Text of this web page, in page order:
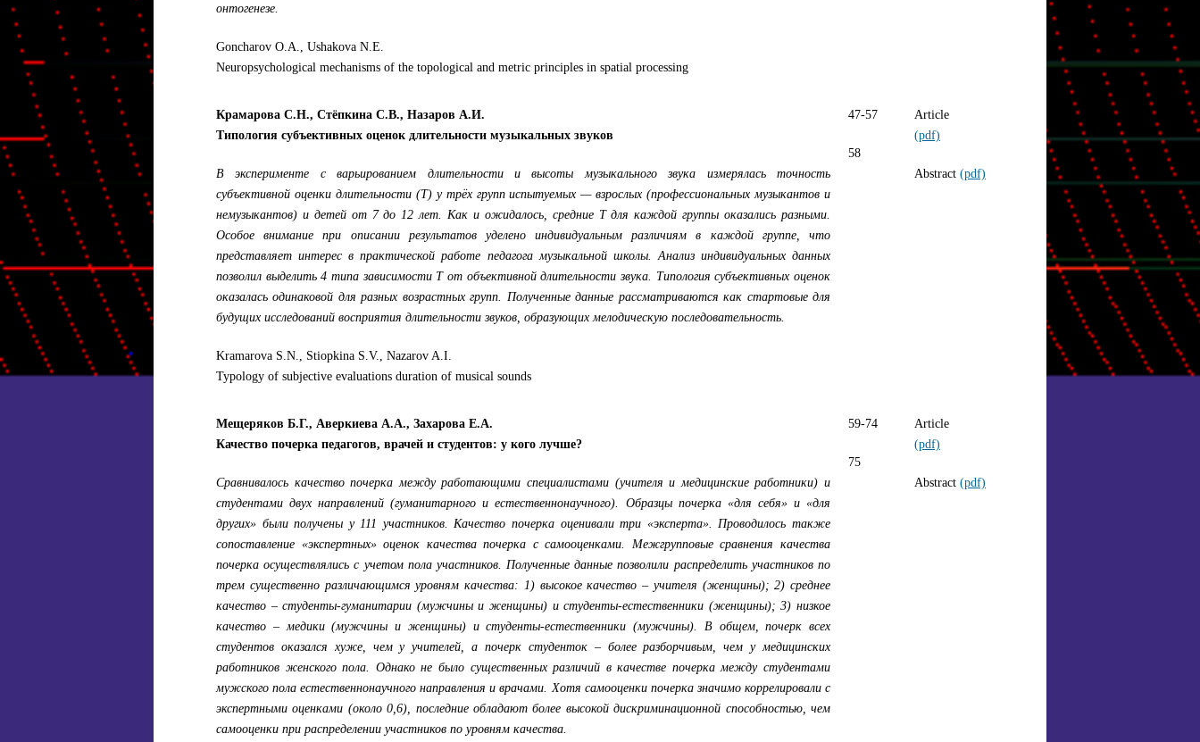
онтогенезе.
Goncharov O.A., Ushakova N.E.
Neuropsychological mechanisms of the topological and metric principles in spatial processing
Крамарова С.Н., Стёпкина С.В., Назаров А.И.
Типология субъективных оценок длительности музыкальных звуков
В эксперименте с варьированием длительности и высоты музыкального звука измерялась точность
субъективной оценки длительности (Т) у трёх групп испытуемых — взрослых (профессиональных музыкантов и
немузыкантов) и детей от 7 до 12 лет. Как и ожидалось, средние Т для каждой группы оказались разными.
Особое внимание при описании результатов уделено индивидуальным различиям в каждой группе, что
представляет интерес в практической работе педагога музыкальной школы. Анализ индивидуальных данных
позволил выделить 4 типа зависимости Т от объективной длительности звука. Типология субъективных оценок
оказалась одинаковой для разных возрастных групп. Полученные данные рассматриваются как стартовые для
будущих исследований восприятия длительности звуков, образующих мелодическую последовательность.
Kramarova S.N., Stiopkina S.V., Nazarov A.I.
Typology of subjective evaluations duration of musical sounds
47-57
58
Article
(pdf)
Abstract (pdf)
Мещеряков Б.Г., Аверкиева А.А., Захарова Е.А.
Качество почерка педагогов, врачей и студентов: у кого лучше?
Сравнивалось качество почерка между работающими специалистами (учителя и медицинские работники) и
студентами двух направлений (гуманитарного и естественнонаучного). Образцы почерка «для себя» и «для
других» были получены у 111 участников. Качество почерка оценивали три «эксперта». Проводилось также
сопоставление «экспертных» оценок качества почерка с самооценками. Межгрупповые сравнения качества
почерка осуществлялись с учетом пола участников. Полученные данные позволили распределить участников по
трем существенно различающимся уровням качества: 1) высокое качество – учителя (женщины); 2) среднее
качество – студенты-гуманитарии (мужчины и женщины) и студенты-естественники (женщины); 3) низкое
качество – медики (мужчины и женщины) и студенты-естественники (мужчины). В общем, почерк всех
студентов оказался хуже, чем у учителей, а почерк студенток – более разборчивым, чем у медицинских
работников женского пола. Однако не было существенных различий в качестве почерка между студентами
мужского пола естественнонаучного направления и врачами. Хотя самооценки почерка значимо коррелировали с
экспертными оценками (около 0,6), последние обладают более высокой дискриминационной способностью, чем
самооценки при распределении участников по уровням качества.
59-74
75
Article
(pdf)
Abstract (pdf)